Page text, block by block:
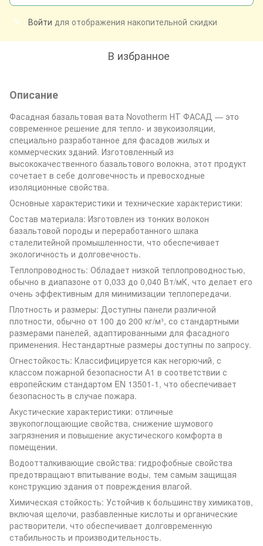
% Войти для отображения накопительной скидки
В избранное
Описание
Фасадная базальтовая вата Novotherm НТ ФАСАД — это
современное решение для тепло- и звукоизоляции,
специально разработанное для фасадов жилых и
коммерческих зданий. Изготовленный из
высококачественного базальтового волокна, этот продукт
сочетает в себе долговечность и превосходные
изоляционные свойства.
Основные характеристики и технические характеристики:
Состав материала: Изготовлен из тонких волокон
базальтовой породы и переработанного шлака
сталелитейной промышленности, что обеспечивает
экологичность и долговечность.
Теплопроводность: Обладает низкой теплопроводностью,
обычно в диапазоне от 0,033 до 0,040 Вт/мК, что делает его
очень эффективным для минимизации теплопередачи.
Плотность и размеры: Доступны панели различной
плотности, обычно от 100 до 200 кг/м³, со стандартными
размерами панелей, адаптированными для фасадного
применения. Нестандартные размеры доступны по запросу.
Огнестойкость: Классифицируется как негорючий, с
классом пожарной безопасности А1 в соответствии с
европейским стандартом EN 13501-1, что обеспечивает
безопасность в случае пожара.
Акустические характеристики: отличные
звукопоглощающие свойства, снижение шумового
загрязнения и повышение акустического комфорта в
помещении.
Водоотталкивающие свойства: гидрофобные свойства
предотвращают впитывание воды, тем самым защищая
конструкцию здания от повреждения влагой.
Химическая стойкость: Устойчив к большинству химикатов,
включая щелочи, разбавленные кислоты и органические
растворители, что обеспечивает долговременную
стабильность и производительность.